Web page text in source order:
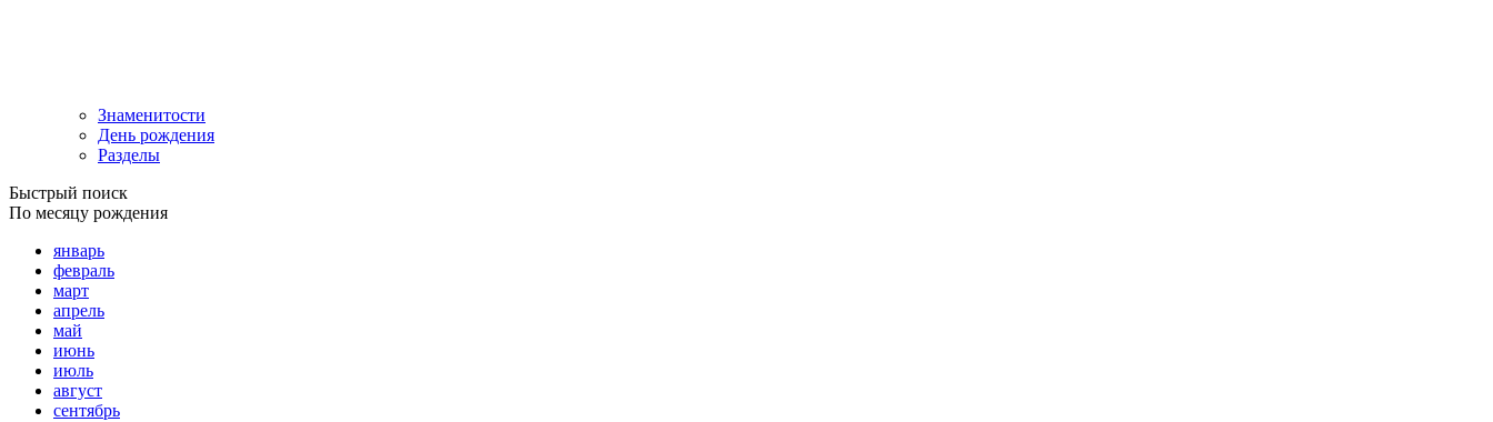
Знаменитости
День рождения
Разделы
Быстрый поиск
По месяцу рождения
январь
февраль
март
апрель
май
июнь
июль
август
сентябрь